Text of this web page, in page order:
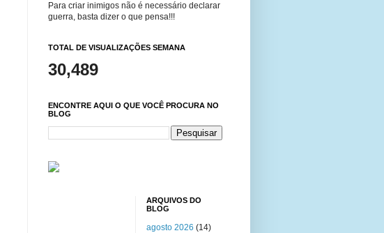
Para criar inimigos não é necessário declarar
guerra, basta dizer o que pensa!!!
TOTAL DE VISUALIZAÇÕES SEMANA
30,489
ENCONTRE AQUI O QUE VOCÊ PROCURA NO
BLOG
ARQUIVOS DO
BLOG
agosto 2026 (14)